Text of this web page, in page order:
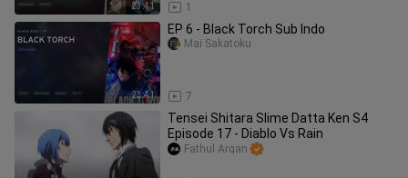
23:41 1
23:41
EP 6 - Black Torch Sub Indo
7
Mai Sakatoku
Tensei Shitara Slime Datta Ken S4
Episode 17 - Diablo Vs Rain
Fathul Arqan